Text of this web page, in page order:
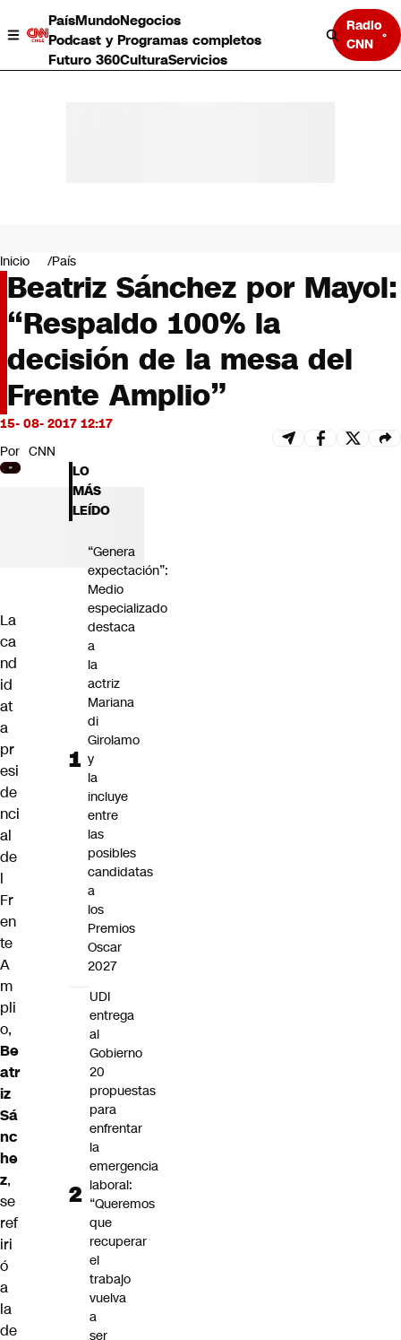
PaísMundoNegocios
Podcast y Programas completos
Futuro 360CulturaServicios
Radio
CNN
Negocios
Deportes
Programas completos
Cultura
Servicios
Bits
CNN tiempo
Futuro 360
Inicio País
Beatriz Sánchez por Mayol:
“Respaldo 100% la
decisión de la mesa del
Frente Amplio”
15- 08- 2017 12:17
Por CNN
La
ca
nd
id
at
a
pr
esi
de
nci
al
de
l
Fr
en
te
A
m
pli
o,
Be
atr
iz
Sá
nc
he
z,
se
ref
iri
ó
a
la
de
LO
MÁS
LEÍDO
“Genera
expectación”:
Medio
especializado
destaca
a
la
actriz
Mariana
di
Girolamo
y
la
incluye
entre
las
posibles
candidatas
a
los
Premios
Oscar
2027
UDI
entrega
al
Gobierno
20
propuestas
para
enfrentar
la
emergencia
laboral:
“Queremos
que
recuperar
el
trabajo
vuelva
a
ser